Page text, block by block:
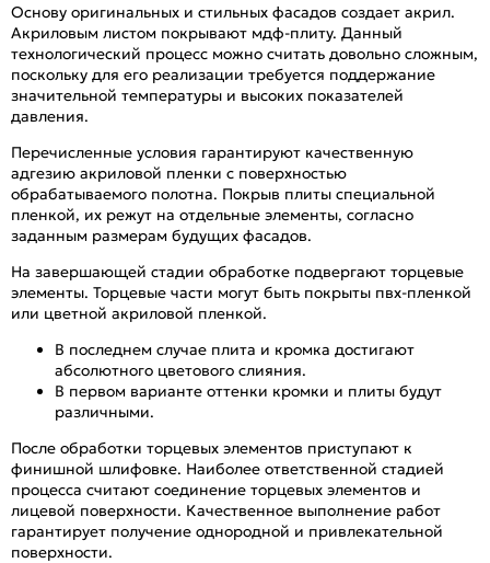
Основу оригинальных и стильных фасадов создает акрил.
Акриловым листом покрывают мдф-плиту. Данный
технологический процесс можно считать довольно сложным,
поскольку для его реализации требуется поддержание
значительной температуры и высоких показателей
давления.
Перечисленные условия гарантируют качественную
адгезию акриловой пленки с поверхностью
обрабатываемого полотна. Покрыв плиты специальной
пленкой, их режут на отдельные элементы, согласно
заданным размерам будущих фасадов.
На завершающей стадии обработке подвергают торцевые
элементы. Торцевые части могут быть покрыты пвх-пленкой
или цветной акриловой пленкой.
В последнем случае плита и кромка достигают
абсолютного цветового слияния.
В первом варианте оттенки кромки и плиты будут
различными.
После обработки торцевых элементов приступают к
финишной шлифовке. Наиболее ответственной стадией
процесса считают соединение торцевых элементов и
лицевой поверхности. Качественное выполнение работ
гарантирует получение однородной и привлекательной
поверхности.